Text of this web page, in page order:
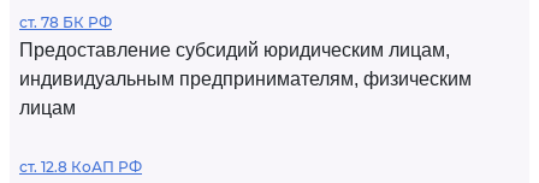
ст. 78 БК РФ
Предоставление субсидий юридическим лицам,
индивидуальным предпринимателям, физическим
лицам
ст. 12.8 КоАП РФ